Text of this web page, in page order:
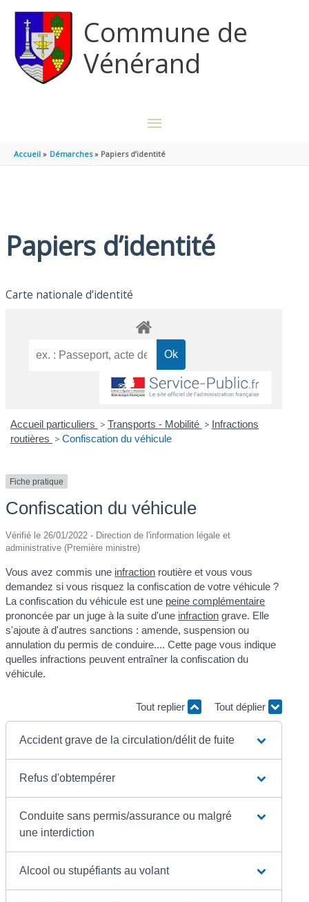
Commune de
Vénérand
MENU
PRINCIPAL
Accueil Démarches Papiers d’identité
Papiers d’identité
Carte nationale d’identité
Accueil particuliers > Transports - Mobilité > Infractions
routières > Confiscation du véhicule
Fiche pratique
Confiscation du véhicule
Vérifié le 26/01/2022 - Direction de l'information légale et
administrative (Première ministre)
Vous avez commis une infraction routière et vous vous
demandez si vous risquez la confiscation de votre véhicule ?
La confiscation du véhicule est une peine complémentaire
prononcée par un juge à la suite d'une infraction grave. Elle
s'ajoute à d'autres sanctions : amende, suspension ou
annulation du permis de conduire.... Cette page vous indique
quelles infractions peuvent entraîner la confiscation du
véhicule.
Tout replier Tout déplier
Accident grave de la circulation/délit de fuite
Refus d'obtempérer
Conduite sans permis/assurance ou malgré
une interdiction
Alcool ou stupéfiants au volant